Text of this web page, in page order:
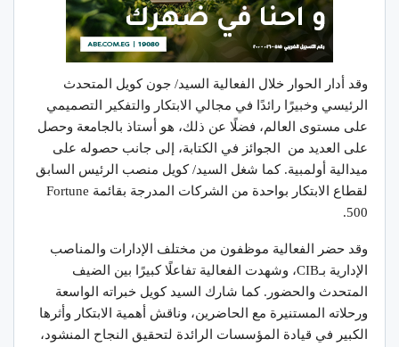
وقد أدار الحوار خلال الفعالية السيد/ جون كويل المتحدث
الرئيسي وخبيرًا رائدًا في مجالي الابتكار والتفكير التصميمي
على مستوى العالم، فضلًا عن ذلك، هو أستاذ بالجامعة وحصل
على العديد من الجوائز في الكتابة، إلى جانب حصوله على
ميدالية أولمبية. كما شغل السيد/ كويل منصب الرئيس السابق
لقطاع الابتكار بواحدة من الشركات المدرجة بقائمة Fortune
500.
وقد حضر الفعالية موظفون من مختلف الإدارات والمناصب
الإدارية بـCIB، وشهدت الفعالية تفاعلًا كبيرًا بين الضيف
المتحدث والحضور. كما شارك السيد كويل خبراته الواسعة
ورحلاته المستنيرة مع الحاضرين، وناقش أهمية الابتكار وأثرها
الكبير في قيادة المؤسسات الرائدة لتحقيق النجاح المنشود،